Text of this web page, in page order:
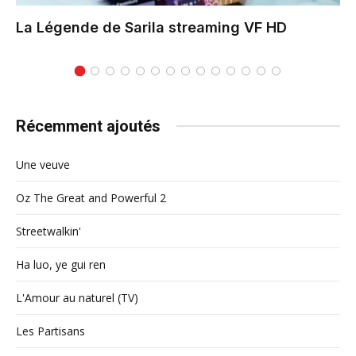
La Légende de Sarila streaming VF HD
Récemment ajoutés
Une veuve
Oz The Great and Powerful 2
Streetwalkin'
Ha luo, ye gui ren
L'Amour au naturel (TV)
Les Partisans